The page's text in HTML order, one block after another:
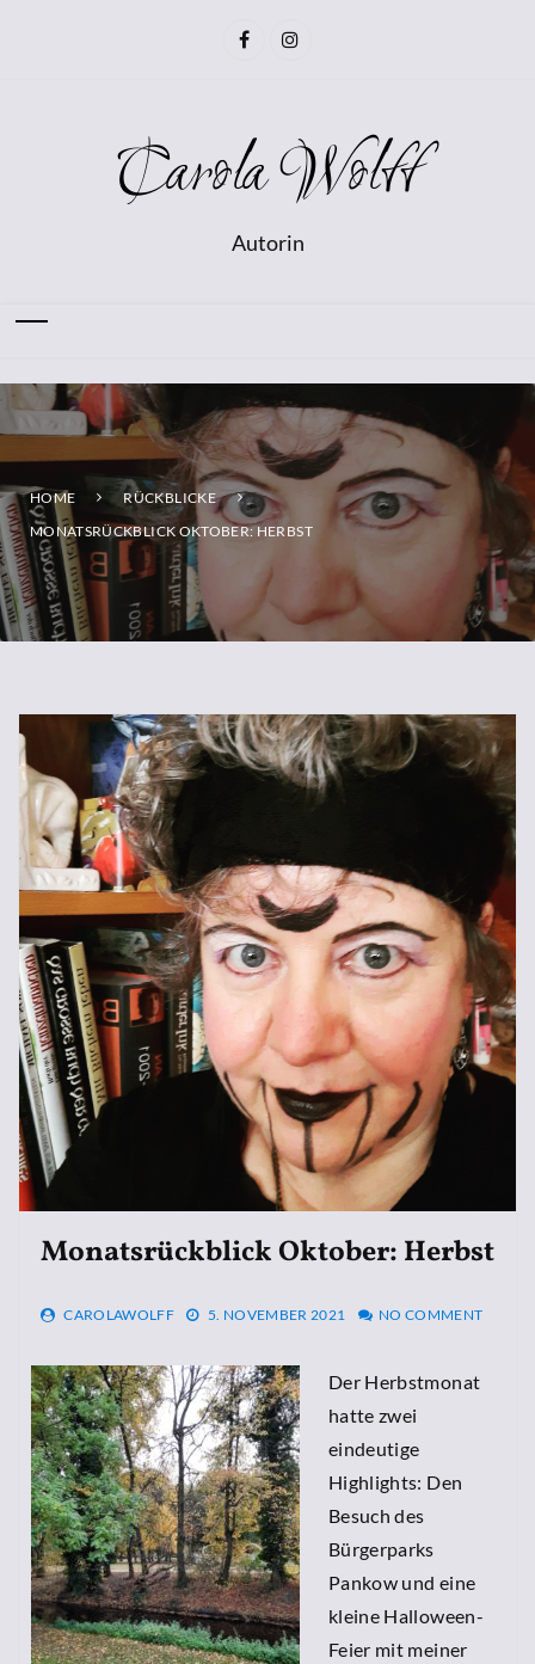
Carola Wolff
Autorin
HOME
RÜCKBLICKE
MONATSRÜCKBLICK OKTOBER: HERBST
Monatsrückblick Oktober: Herbst
CAROLAWOLFF 5. NOVEMBER 2021 NO COMMENT
Der Herbstmonat
hatte zwei
eindeutige
Highlights: Den
Besuch des
Bürgerparks
Pankow und eine
kleine Halloween-
Feier mit meiner